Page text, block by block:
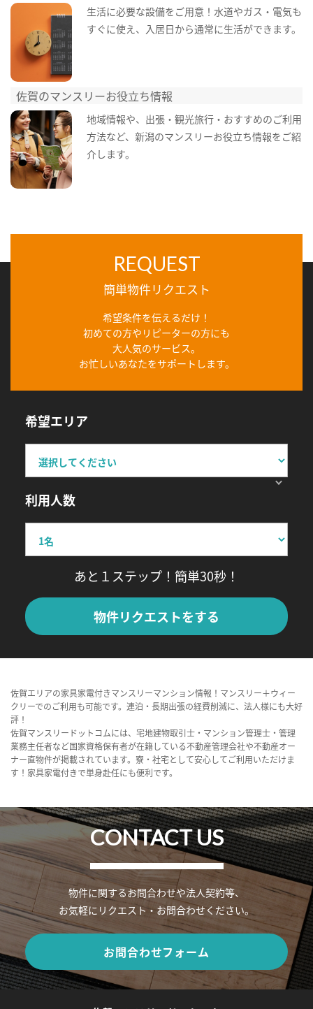
生活に必要な設備をご用意！水道やガス・電気も
すぐに使え、入居日から通常に生活ができます。
佐賀のマンスリーお役立ち情報
地域情報や、出張・観光旅行・おすすめのご利用
方法など、新潟のマンスリーお役立ち情報をご紹
介します。
REQUEST
簡単物件リクエスト
希望条件を伝えるだけ！
初めての方やリピーターの方にも
大人気のサービス。
お忙しいあなたをサポートします。
希望エリア
利用人数
あと１ステップ！簡単30秒！
物件リクエストをする
佐賀エリアの家具家電付きマンスリーマンション情報！マンスリー＋ウィー
クリーでのご利用も可能です。連泊・長期出張の経費削減に、法人様にも大好
評！
佐賀マンスリードットコムには、宅地建物取引士・マンション管理士・管理
業務主任者など国家資格保有者が在籍している不動産管理会社や不動産オー
ナー直物件が掲載されています。寮・社宅として安心してご利用いただけま
す！家具家電付きで単身赴任にも便利です。
CONTACT US
物件に関するお問合わせや法人契約等、
お気軽にリクエスト・お問合わせください。
お問合わせフォーム